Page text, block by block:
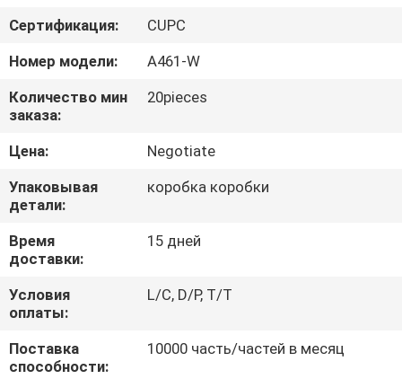
ПРОВЕРКА
КАЧЕСТВА
СВЯЖИТЕСЬ
МЫ
НОВОСТИ
СЛУЧАИ
Сертификация:
CUPC
Номер модели:
A461-W
Количество мин
заказа:
20pieces
Цена:
Negotiate
Упаковывая
детали:
коробка коробки
Время
доставки:
15 дней
Условия
оплаты:
L/C, D/P, T/T
Поставка
способности:
10000 часть/частей в месяц